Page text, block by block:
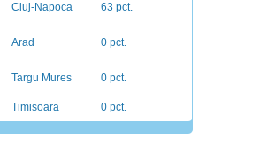
Cluj-Napoca 63 pct.
Arad 0 pct.
Targu Mures 0 pct.
Timisoara 0 pct.